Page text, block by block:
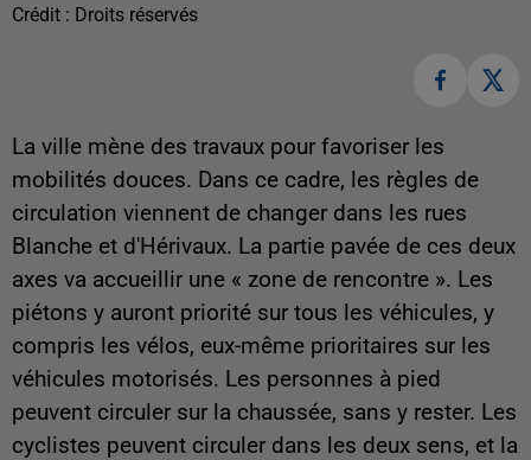
Crédit : Droits réservés
La ville mène des travaux pour favoriser les
mobilités douces. Dans ce cadre, les règles de
circulation viennent de changer dans les rues
Blanche et d'Hérivaux. La partie pavée de ces deux
axes va accueillir une « zone de rencontre ». Les
piétons y auront priorité sur tous les véhicules, y
compris les vélos, eux-même prioritaires sur les
véhicules motorisés. Les personnes à pied
peuvent circuler sur la chaussée, sans y rester. Les
cyclistes peuvent circuler dans les deux sens, et la